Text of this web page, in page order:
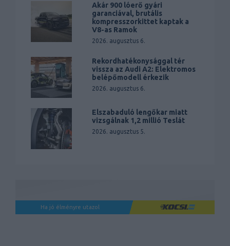
Akár 900 lóerő gyári
garanciával, brutális
kompresszorkittet kaptak a
V8-as Ramok
2026. augusztus 6.
Rekordhatékonysággal tér
vissza az Audi A2: Elektromos
belépőmodell érkezik
2026. augusztus 6.
Elszabaduló lengőkar miatt
vizsgálnak 1,2 millió Teslát
2026. augusztus 5.
Ha jó élményre utazol